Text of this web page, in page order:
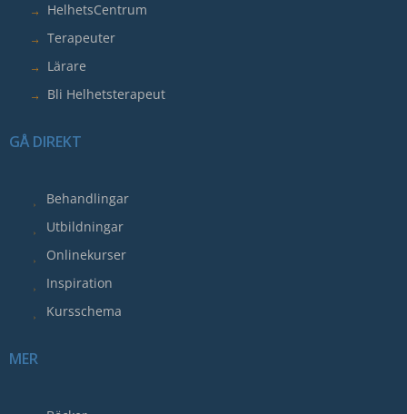
HelhetsCentrum
Terapeuter
Lärare
Bli Helhetsterapeut
GÅ DIREKT
Behandlingar
Utbildningar
Onlinekurser
Inspiration
Kursschema
MER
intressen
och
ditt
när
surfar
chansen
att
personligt
anpassat
och